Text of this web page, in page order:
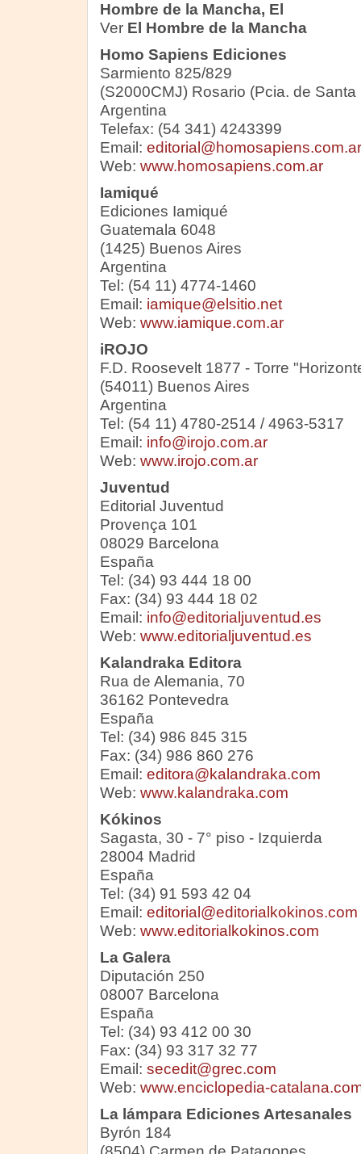
Hombre de la Mancha, El
Ver El Hombre de la Mancha
Homo Sapiens Ediciones
Sarmiento 825/829
(S2000CMJ) Rosario (Pcia. de Santa
Argentina
Telefax: (54 341) 4243399
Email: editorial@homosapiens.com.ar
Web: www.homosapiens.com.ar
Iamiqué
Ediciones Iamiqué
Guatemala 6048
(1425) Buenos Aires
Argentina
Tel: (54 11) 4774-1460
Email: iamique@elsitio.net
Web: www.iamique.com.ar
iROJO
F.D. Roosevelt 1877 - Torre
(54011) Buenos Aires
Argentina
Tel: (54 11) 4780-2514 / 4963-5317
Email: info@irojo.com.ar
Web: www.irojo.com.ar
Juventud
Editorial Juventud
Provença 101
08029 Barcelona
España
Tel: (34) 93 444 18 00
Fax: (34) 93 444 18 02
Email: info@editorialjuventud.es
Web: www.editorialjuventud.es
Kalandraka Editora
Rua de Alemania, 70
36162 Pontevedra
España
Tel: (34) 986 845 315
Fax: (34) 986 860 276
Email: editora@kalandraka.com
Web: www.kalandraka.com
Kókinos
Sagasta, 30 - 7° piso - Izquierda
28004 Madrid
España
Tel: (34) 91 593 42 04
Email: editorial@editorialkokinos.com
Web: www.editorialkokinos.com
La Galera
Diputación 250
08007 Barcelona
España
Tel: (34) 93 412 00 30
Fax: (34) 93 317 32 77
Email: secedit@grec.com
Web: www.enciclopedia-
La lámpara Ediciones Artesanales
Byrón 184